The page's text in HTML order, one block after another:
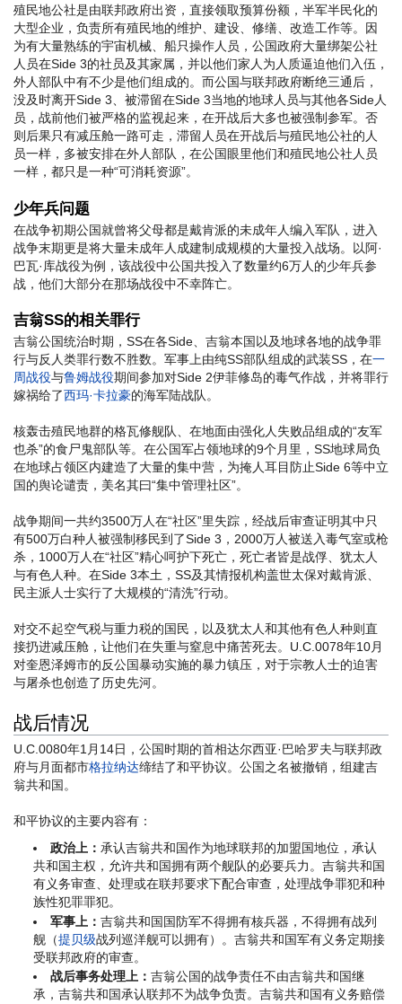
殖民地公社是由联邦政府出资，直接领取预算份额，半军半民化的
大型企业，负责所有殖民地的维护、建设、修缮、改造工作等。因
为有大量熟练的宇宙机械、船只操作人员，公国政府大量绑架公社
人员在Side 3的社员及其家属，并以他们家人为人质逼迫他们入伍，
外人部队中有不少是他们组成的。而公国与联邦政府断绝三通后，
没及时离开Side 3、被滞留在Side 3当地的地球人员与其他各Side人
员，战前他们被严格的监视起来，在开战后大多也被强制参军。否
则后果只有减压舱一路可走，滞留人员在开战后与殖民地公社的人
员一样，多被安排在外人部队，在公国眼里他们和殖民地公社人员
一样，都只是一种“可消耗资源”。
少年兵问题
在战争初期公国就曾将父母都是戴肯派的未成年人编入军队，进入
战争末期更是将大量未成年人成建制成规模的大量投入战场。以阿·
巴瓦·库战役为例，该战役中公国共投入了数量约6万人的少年兵参
战，他们大部分在那场战役中不幸阵亡。
吉翁SS的相关罪行
吉翁公国统治时期，SS在各Side、吉翁本国以及地球各地的战争罪
行与反人类罪行数不胜数。军事上由纯SS部队组成的武装SS，在一
周战役与鲁姆战役期间参加对Side 2伊菲修岛的毒气作战，并将罪行
嫁祸给了西玛·卡拉豪的海军陆战队。
核轰击殖民地群的格瓦修舰队、在地面由强化人失败品组成的“友军
也杀”的食尸鬼部队等。在公国军占领地球的9个月里，SS地球局负
在地球占领区内建造了大量的集中营，为掩人耳目防止Side 6等中立
国的舆论谴责，美名其曰“集中管理社区”。
战争期间一共约3500万人在“社区”里失踪，经战后审查证明其中只
有500万白种人被强制移民到了Side 3，2000万人被送入毒气室或枪
杀，1000万人在“社区”精心呵护下死亡，死亡者皆是战俘、犹太人
与有色人种。在Side 3本土，SS及其情报机构盖世太保对戴肯派、
民主派人士实行了大规模的“清洗”行动。
对交不起空气税与重力税的国民，以及犹太人和其他有色人种则直
接扔进减压舱，让他们在失重与窒息中痛苦死去。U.C.0078年10月
对奎恩泽姆市的反公国暴动实施的暴力镇压，对于宗教人士的迫害
与屠杀也创造了历史先河。
战后情况
U.C.0080年1月14日，公国时期的首相达尔西亚·巴哈罗夫与联邦政
府与月面都市格拉纳达缔结了和平协议。公国之名被撤销，组建吉
翁共和国。
和平协议的主要内容有：
政治上：承认吉翁共和国作为地球联邦的加盟国地位，承认
共和国主权，允许共和国拥有两个舰队的必要兵力。吉翁共和国
有义务审查、处理或在联邦要求下配合审查，处理战争罪犯和种
族性犯罪罪犯。
军事上：吉翁共和国国防军不得拥有核兵器，不得拥有战列
舰（提贝级战列巡洋舰可以拥有）。吉翁共和国军有义务定期接
受联邦政府的审查。
战后事务处理上：吉翁公国的战争责任不由吉翁共和国继
承，吉翁共和国承认联邦不为战争负责。吉翁共和国有义务赔偿